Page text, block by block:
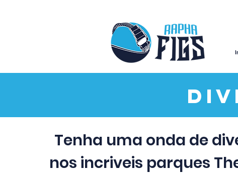
Tenha uma onda de
nos incriveis parques